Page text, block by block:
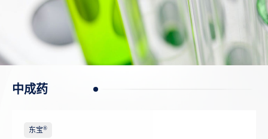
中成药
东宝®